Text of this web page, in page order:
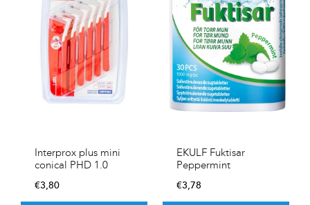
Interprox plus mini
conical PHD 1.0
€3,80
EKULF Fuktisar
Peppermint
€3,78